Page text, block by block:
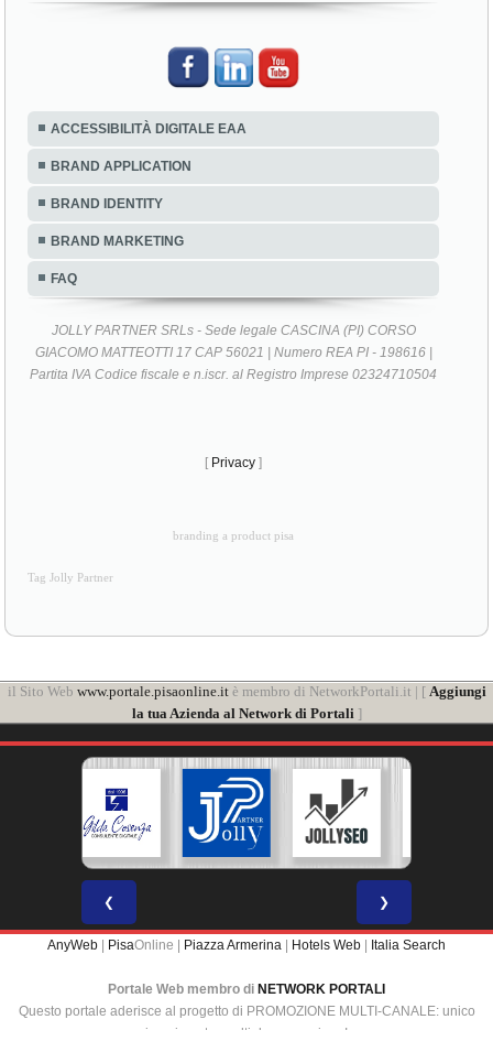
ACCESSIBILITÀ DIGITALE EAA
BRAND APPLICATION
BRAND IDENTITY
BRAND MARKETING
FAQ
JOLLY PARTNER SRLs - Sede legale CASCINA (PI) CORSO
GIACOMO MATTEOTTI 17 CAP 56021 | Numero REA PI - 198616 |
Partita IVA Codice fiscale e n.iscr. al Registro Imprese 02324710504
[ Privacy ]
branding a product pisa
Tag Jolly Partner
il Sito Web www.portale.pisaonline.itè membro di NetworkPortali.it | [ Aggiungi
la tua Azienda al Network di Portali]
❮ ❯
AnyWeb PisaOnline | Piazza Armerina Hotels Web Italia Search
Portale Web membro di NETWORK PORTALI
Questo portale aderisce al progetto di PROMOZIONE MULTI-CANALE: unico
inserimento, multipla promozione!